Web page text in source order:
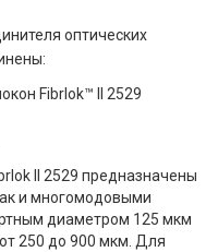
оптических
Fibrlok™ II 2529
II 2529 предназначены
и многомодовыми
диаметром 125 мкм
250 до 900 мкм. Для